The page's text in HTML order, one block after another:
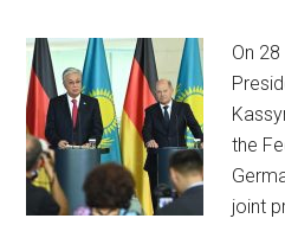
On
the
joint